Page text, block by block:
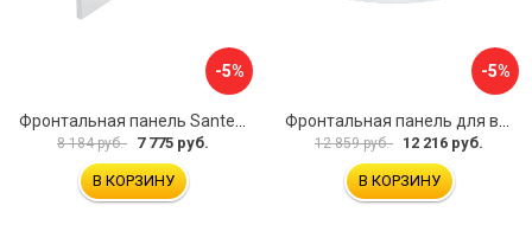
-5%
8 184 руб. 7 775 руб.
В КОРЗИНУ
-5%
12 859 руб. 12 216 руб.
В КОРЗИНУ